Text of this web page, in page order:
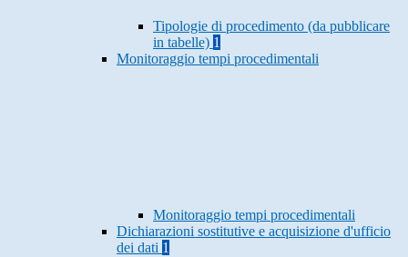
Tipologie di procedimento (da pubblicare
in tabelle) 1
Monitoraggio tempi procedimentali
Monitoraggio tempi procedimentali
Dichiarazioni sostitutive e acquisizione d'ufficio
dei dati 1